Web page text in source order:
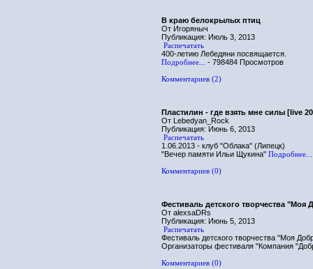
В краю белокрылых птиц
От Игоряныч
Публикация: Июль 3, 2013
Распечатать
400-летию Лебедяни посвящается.
Подробнее...
- 798484 Просмотров
Комментариев (2)
Пластилин - где взять мне силы [live
От Lebedyan_Rock
Публикация: Июнь 6, 2013
Распечатать
1.06.2013 - клуб "Облака" (Липецк)
"Вечер памяти Ильи Щукина" Подробнее...
Комментариев (0)
Фестиваль детского творчества "Моя
От alexsaDRs
Публикация: Июнь 5, 2013
Распечатать
Фестиваль детского творчества "Моя
Организаторы фестиваля "Компания
Комментариев (0)